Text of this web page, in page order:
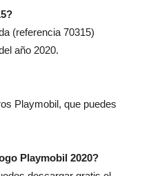
(referencia 70315)
año 2020.
Playmobil, que puedes
Playmobil 2020?